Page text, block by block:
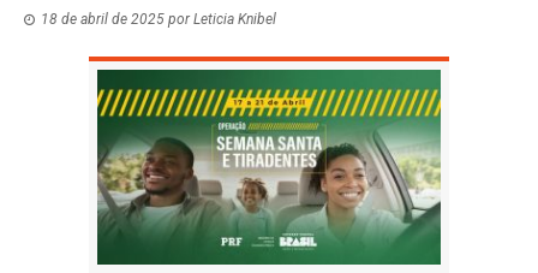
18 de abril de 2025 porLeticia Knibel